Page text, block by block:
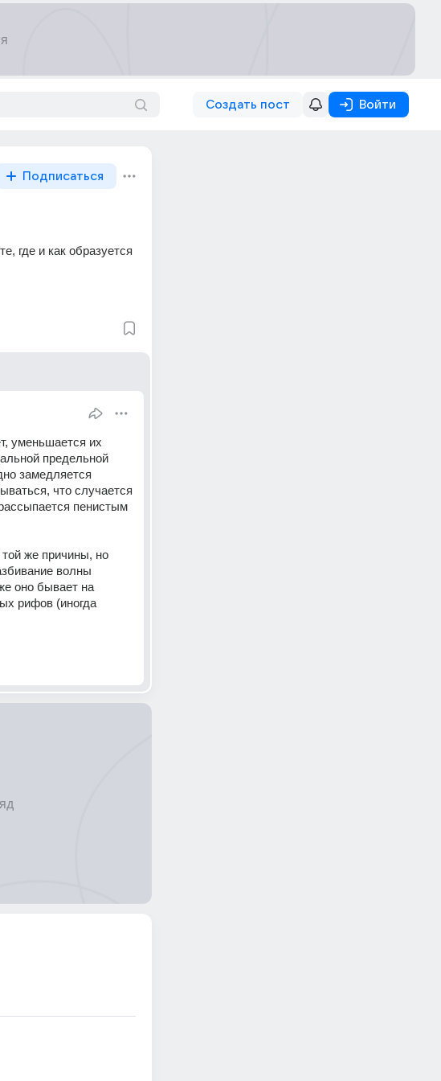
Создать пост Войти
Подписаться
где и как образуется
уменьшается их
предельной
замедляется
что случается
пенистым
же причины, но
волны
оно бывает на
рифов (иногда